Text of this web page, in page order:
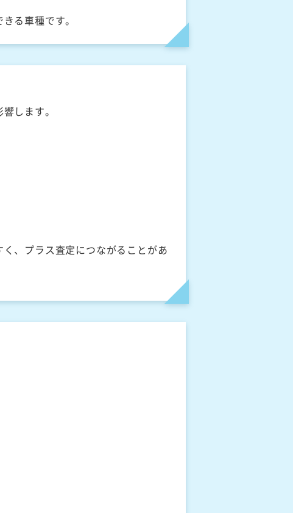
る車種です。
します。
、プラス査定につながることがあ